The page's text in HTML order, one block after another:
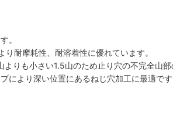
。
り耐摩耗性、耐溶着性に優れています。
よりも小さい1.5山のため止り穴の不完全山
により深い位置にあるねじ穴加工に最適で